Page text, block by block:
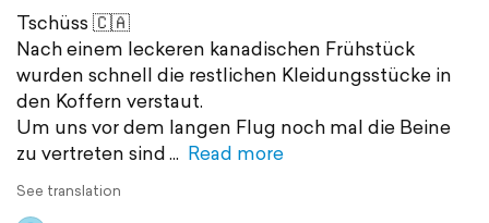
Tschüss 🇨🇦
Nach einem leckeren kanadischen Frühstück
wurden schnell die restlichen Kleidungsstücke in
den Koffern verstaut.
Um uns vor dem langen Flug noch mal die Beine
zu vertreten sind
Read more
See translation